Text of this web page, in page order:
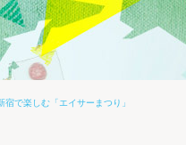
で楽しむ「エイサーまつり」